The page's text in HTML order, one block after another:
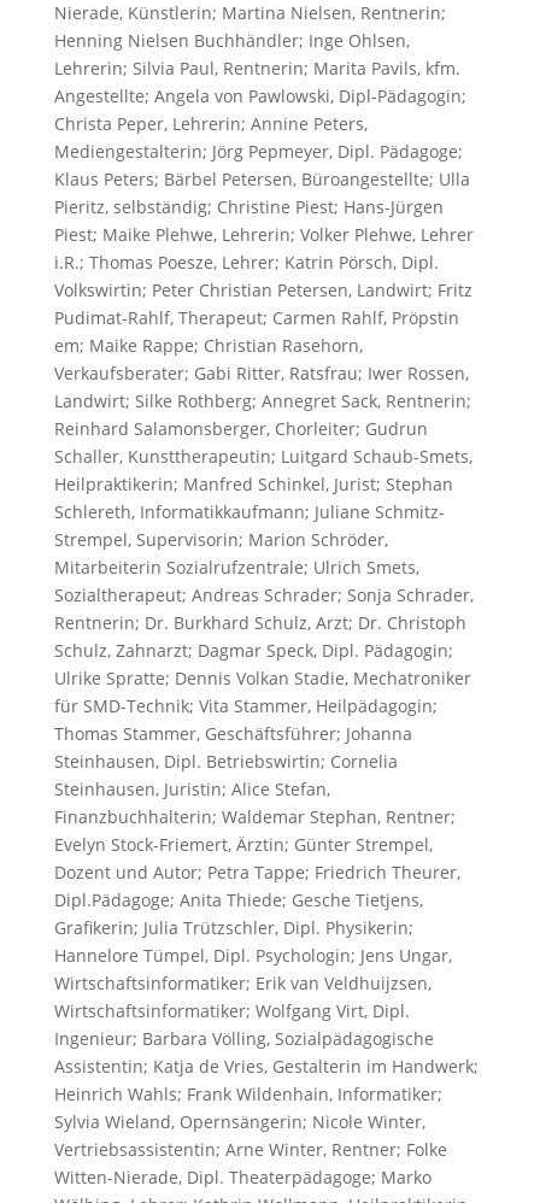
Nierade, Künstlerin; Martina Nielsen, Rentnerin;
Henning Nielsen Buchhändler; Inge Ohlsen,
Lehrerin; Silvia Paul, Rentnerin; Marita Pavils, kfm.
Angestellte; Angela von Pawlowski, Dipl-Pädagogin;
Christa Peper, Lehrerin; Annine Peters,
Mediengestalterin; Jörg Pepmeyer, Dipl. Pädagoge;
Klaus Peters; Bärbel Petersen, Büroangestellte; Ulla
Pieritz, selbständig; Christine Piest; Hans-Jürgen
Piest; Maike Plehwe, Lehrerin; Volker Plehwe, Lehrer
i.R.; Thomas Poesze, Lehrer; Katrin Pörsch, Dipl.
Volkswirtin; Peter Christian Petersen, Landwirt; Fritz
Pudimat-Rahlf, Therapeut; Carmen Rahlf, Pröpstin
em; Maike Rappe; Christian Rasehorn,
Verkaufsberater; Gabi Ritter, Ratsfrau; Iwer Rossen,
Landwirt; Silke Rothberg; Annegret Sack, Rentnerin;
Reinhard Salamonsberger, Chorleiter; Gudrun
Schaller, Kunsttherapeutin; Luitgard Schaub-Smets,
Heilpraktikerin; Manfred Schinkel, Jurist; Stephan
Schlereth, Informatikkaufmann; Juliane Schmitz-
Strempel, Supervisorin; Marion Schröder,
Mitarbeiterin Sozialrufzentrale; Ulrich Smets,
Sozialtherapeut; Andreas Schrader; Sonja Schrader,
Rentnerin; Dr. Burkhard Schulz, Arzt; Dr. Christoph
Schulz, Zahnarzt; Dagmar Speck, Dipl. Pädagogin;
Ulrike Spratte; Dennis Volkan Stadie, Mechatroniker
für SMD-Technik; Vita Stammer, Heilpädagogin;
Thomas Stammer, Geschäftsführer; Johanna
Steinhausen, Dipl. Betriebswirtin; Cornelia
Steinhausen, Juristin; Alice Stefan,
Finanzbuchhalterin; Waldemar Stephan, Rentner;
Evelyn Stock-Friemert, Ärztin; Günter Strempel,
Dozent und Autor; Petra Tappe; Friedrich Theurer,
Dipl.Pädagoge; Anita Thiede; Gesche Tietjens,
Grafikerin; Julia Trützschler, Dipl. Physikerin;
Hannelore Tümpel, Dipl. Psychologin; Jens Ungar,
Wirtschaftsinformatiker; Erik van Veldhuijzsen,
Wirtschaftsinformatiker; Wolfgang Virt, Dipl.
Ingenieur; Barbara Völling, Sozialpädagogische
Assistentin; Katja de Vries, Gestalterin im Handwerk;
Heinrich Wahls; Frank Wildenhain, Informatiker;
Sylvia Wieland, Opernsängerin; Nicole Winter,
Vertriebsassistentin; Arne Winter, Rentner; Folke
Witten-Nierade, Dipl. Theaterpädagoge; Marko